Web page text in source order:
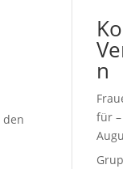
den
n
für